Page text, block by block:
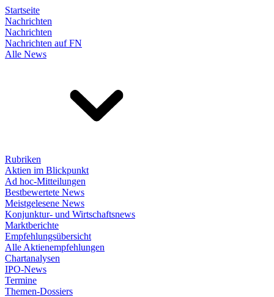
Startseite
Nachrichten
Nachrichten
Nachrichten auf FN
Alle News
Rubriken
Aktien im Blickpunkt
Ad hoc-Mitteilungen
Bestbewertete News
Meistgelesene News
Konjunktur- und Wirtschaftsnews
Marktberichte
Empfehlungsübersicht
Alle Aktienempfehlungen
Chartanalysen
IPO-News
Termine
Themen-Dossiers